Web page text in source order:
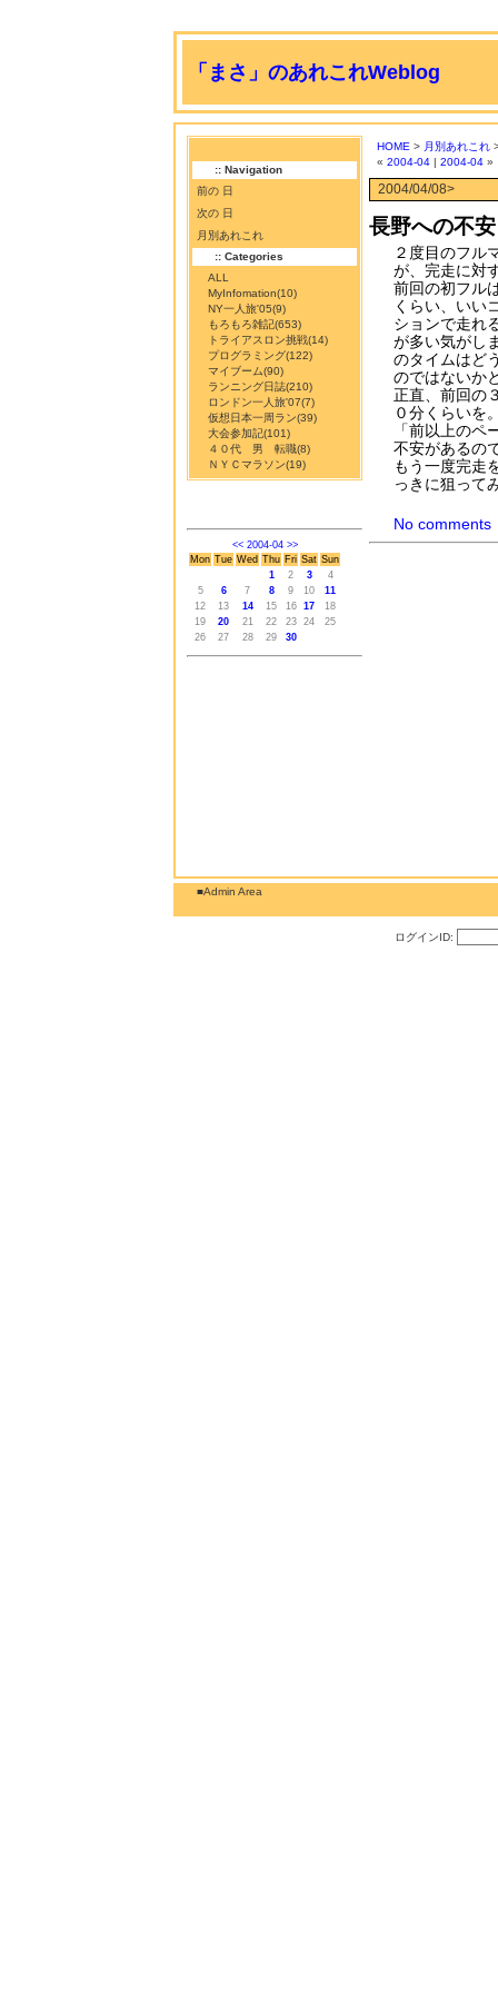
「まさ」のあれこれWeblog
:: Navigation
前の 日
次の 日
月別あれこれ
:: Categories
ALL
MyInfomation(10)
NY一人旅'05(9)
もろもろ雑記(653)
トライアスロン挑戦(14)
プログラミング(122)
マイブーム(90)
ランニング日誌(210)
ロンドン一人旅'07(7)
仮想日本一周ラン(39)
大会参加記(101)
４０代 男 転職(8)
ＮＹＣマラソン(19)
<< 2004-04 >>
Mon Tue Wed Thu Fri Sat Sun
1
2 3
4
5
6 7 8 9 10
11
12
13 14 15 16 17
18
19
20 21 22 23 24
25
26
27 28 29 30
HOME > 月別あれこれ
« 2004-04 | 2004-04 »
2004/04/08>
長野への不安
２度目のフル
が、完走に対
前回の初フル
くらい、いい
ションで走れ
が多い気がし
のタイムはど
のではないか
正直、前回の
０分くらいを
「前以上の
不安があるの
もう一度完走
っきに狙って
No comments
■Admin Area
ログインID: